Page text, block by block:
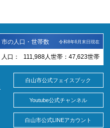
市の人口・世帯数 令和8年6月末日現在
人口： 111,988 人 世帯： 47,623世帯
白山市公式フェイスブック
Youtube公式チャンネル
白山市公式LINEアカウント